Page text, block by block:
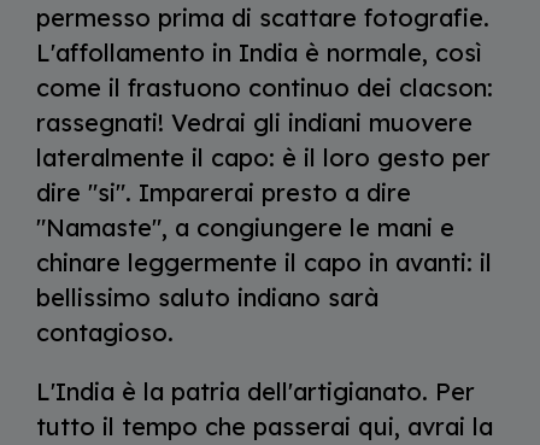
permesso prima di scattare fotografie.
L'affollamento in India è normale, così
come il frastuono continuo dei clacson:
rassegnati! Vedrai gli indiani muovere
lateralmente il capo: è il loro gesto per
dire "si". Imparerai presto a dire
"Namaste", a congiungere le mani e
chinare leggermente il capo in avanti: il
bellissimo saluto indiano sarà
contagioso.
L'India è la patria dell'artigianato. Per
tutto il tempo che passerai qui, avrai la